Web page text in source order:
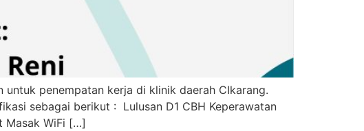
penempatan kerja di klinik daerah CIkarang.
sebagai berikut : Lulusan D1 CBH Keperawatan
Masak WiFi […]